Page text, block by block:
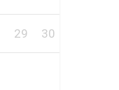
29 30